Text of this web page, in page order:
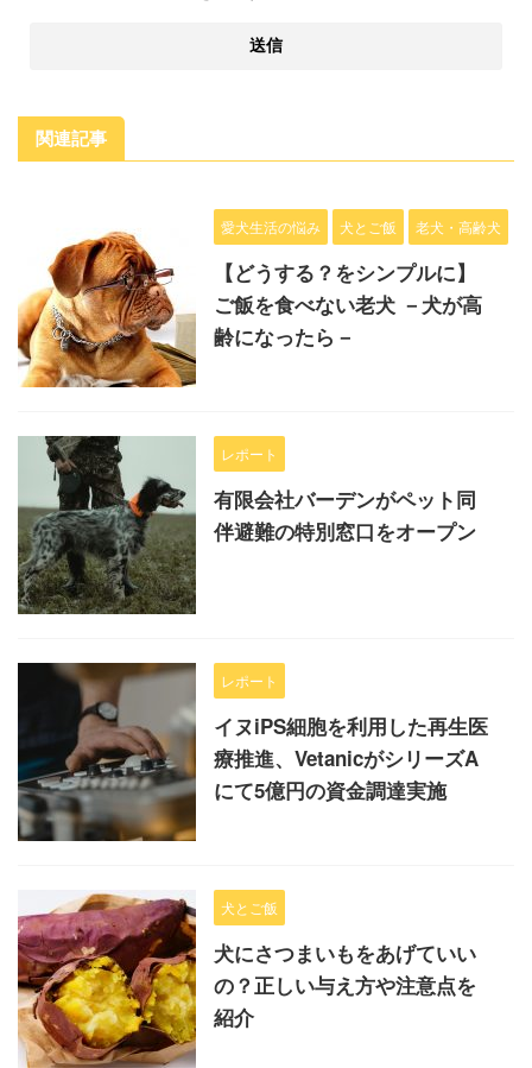
関連記事
愛犬生活の悩み 犬とご飯 老犬・高齢犬
【どうする？をシンプルに】
ご飯を食べない老犬 －犬が高
齢になったら－
レポート
有限会社バーデンがペット同
伴避難の特別窓口をオープン
レポート
イヌiPS細胞を利用した再生医
療推進、VetanicがシリーズA
にて5億円の資金調達実施
犬とご飯
犬にさつまいもをあげていい
の？正しい与え方や注意点を
紹介